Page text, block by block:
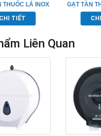
THUỐC LÁ INOX
CHI TIẾT
GẠT TÀN
–
Liên Quan